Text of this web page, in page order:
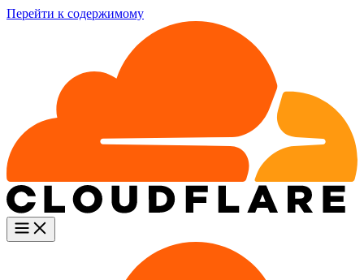
Перейти к содержимому